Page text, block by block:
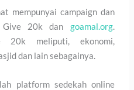
mempunyai campaign dan
Give 20k dan goamal.org.
20k meliputi, ekonomi,
dan lain sebagainya.
platform sedekah online